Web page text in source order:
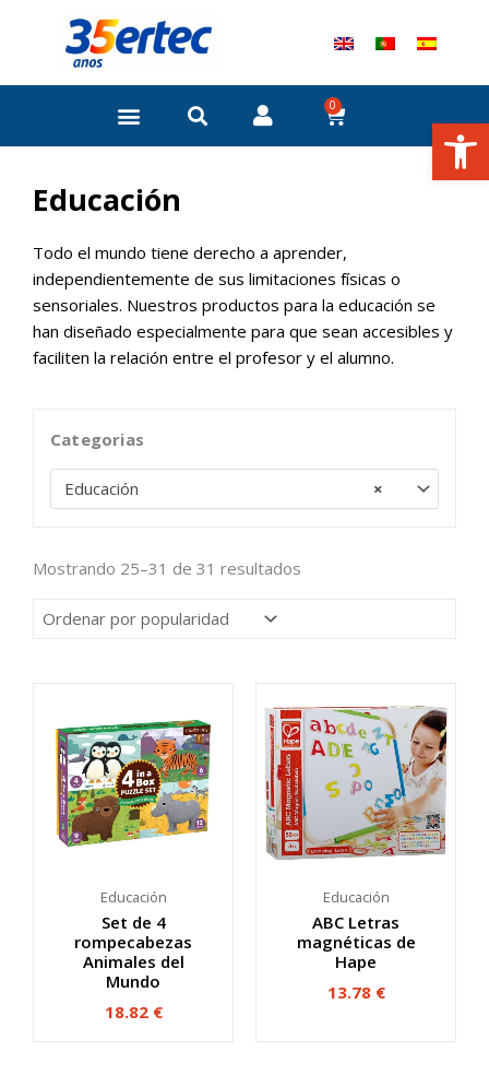
0
Carrito
Educación
Todo el mundo tiene derecho a aprender,
independientemente de sus limitaciones físicas o
sensoriales. Nuestros productos para la educación se
han diseñado especialmente para que sean accesibles y
faciliten la relación entre el profesor y el alumno.
Categorias
×
Educación
Mostrando 25–31 de 31 resultados
Educación
Set de 4
rompecabezas
Animales del
Mundo
18.82 €
Educación
ABC Letras
magnéticas de
Hape
13.78 €